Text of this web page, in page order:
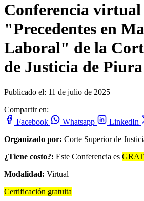
Conferencia virtual
"Precedentes en
Laboral" de la
de Justicia de Piura
Publicado el: 11 de julio de 2025
Compartir en:
Facebook
Whatsapp LinkedIn
Organizado por: Corte Superior de
¿Tiene costo?: Este Conferencia es
Modalidad: Virtual
Certificación gratuita